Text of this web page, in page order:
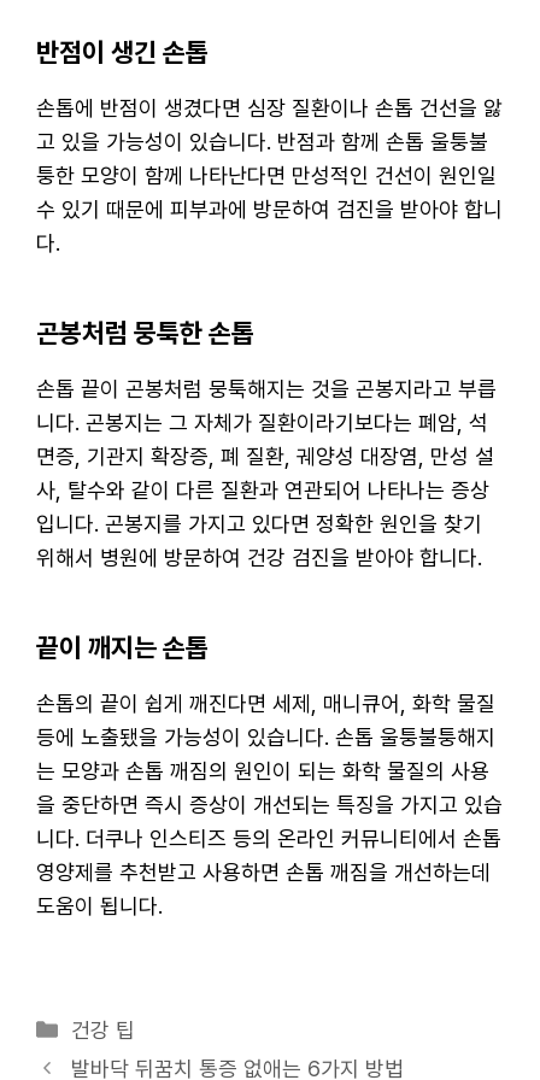
반점이 생긴 손톱
손톱에 반점이 생겼다면 심장 질환이나 손톱 건선을 앓
고 있을 가능성이 있습니다. 반점과 함께 손톱 울퉁불
퉁한 모양이 함께 나타난다면 만성적인 건선이 원인일
수 있기 때문에 피부과에 방문하여 검진을 받아야 합니
다.
곤봉처럼 뭉툭한 손톱
손톱 끝이 곤봉처럼 뭉툭해지는 것을 곤봉지라고 부릅
니다. 곤봉지는 그 자체가 질환이라기보다는 폐암, 석
면증, 기관지 확장증, 폐 질환, 궤양성 대장염, 만성 설
사, 탈수와 같이 다른 질환과 연관되어 나타나는 증상
입니다. 곤봉지를 가지고 있다면 정확한 원인을 찾기
위해서 병원에 방문하여 건강 검진을 받아야 합니다.
끝이 깨지는 손톱
손톱의 끝이 쉽게 깨진다면 세제, 매니큐어, 화학 물질
등에 노출됐을 가능성이 있습니다. 손톱 울퉁불퉁해지
는 모양과 손톱 깨짐의 원인이 되는 화학 물질의 사용
을 중단하면 즉시 증상이 개선되는 특징을 가지고 있습
니다. 더쿠나 인스티즈 등의 온라인 커뮤니티에서 손톱
영양제를 추천받고 사용하면 손톱 깨짐을 개선하는데
도움이 됩니다.
카
테
건강 팁
발바닥 뒤꿈치 통증 없애는 6가지 방법